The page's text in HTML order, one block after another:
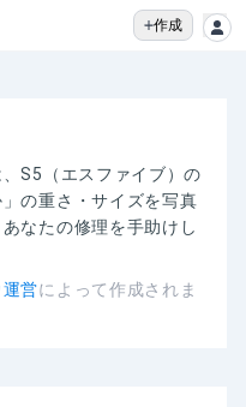
作成
、S5（エスファイブ）の
の重さ・サイズを写真
なたの修理を手助けし
営によって作成されま